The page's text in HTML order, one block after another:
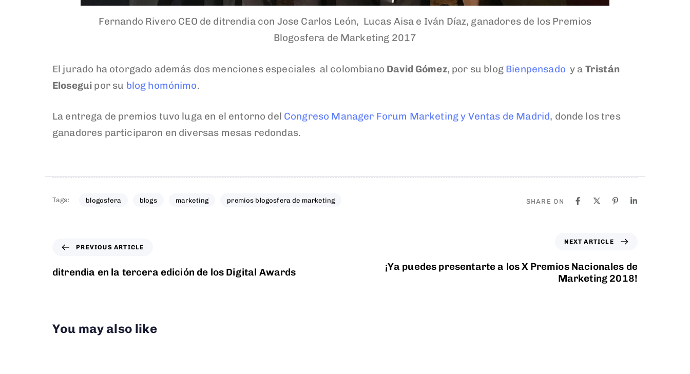
Fernando Rivero CEO de ditrendia con Jose Carlos León, Lucas Aisa e Iván Díaz, ganadores de los Premios
Blogosfera de Marketing 2017
El jurado ha otorgado además dos menciones especiales al colombiano David Gómez, por su blog Bienpensado y a Tristán
Elosegui por su blog homónimo.
La entrega de premios tuvo luga en el entorno del Congreso Manager Forum Marketing y Ventas de Madrid, donde los tres
ganadores participaron en diversas mesas redondas.
Tags: blogosfera blogs marketing premios blogosfera de marketing SHARE ON
PREVIOUS ARTICLE
ditrendia en la tercera edición de los Digital Awards
NEXT ARTICLE
¡Ya puedes presentarte a los X Premios Nacionales de
Marketing 2018!
You may also like